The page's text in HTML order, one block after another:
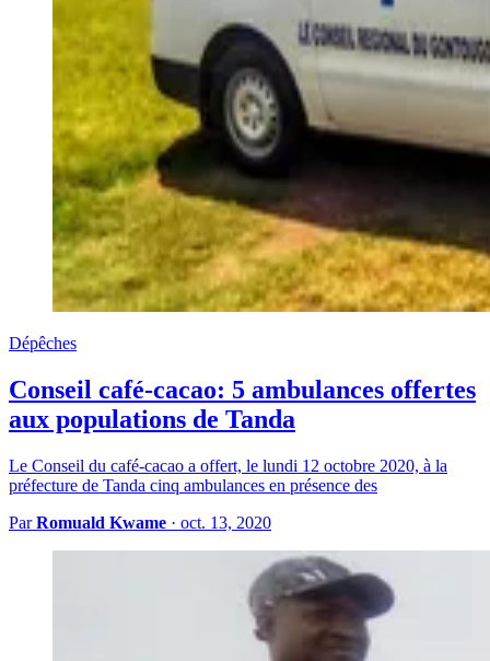
Dépêches
Conseil café-cacao: 5 ambulances offertes
aux populations de Tanda
Le Conseil du café-cacao a offert, le lundi 12 octobre 2020, à la
préfecture de Tanda cinq ambulances en présence des
ParRomuald Kwame · oct. 13, 2020